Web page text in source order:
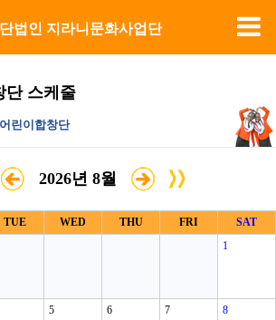
법인 지라니문화사업단
단 스케줄
린이합창단
2026년 8월
TUE WED THU FRI
SAT
1
5 6 7 8